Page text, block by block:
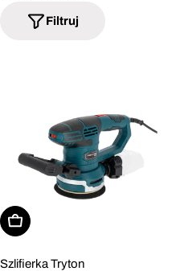
Filtruj
Dodaj do koszyka
Szlifierka Tryton